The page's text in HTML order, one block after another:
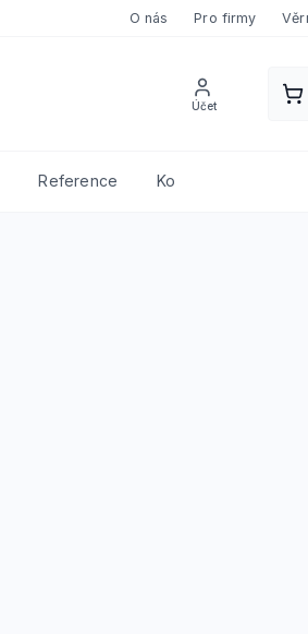
O nás Pro firmy
Reference Kontakty